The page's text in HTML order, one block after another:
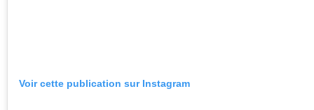
Voir cette publication sur Instagram